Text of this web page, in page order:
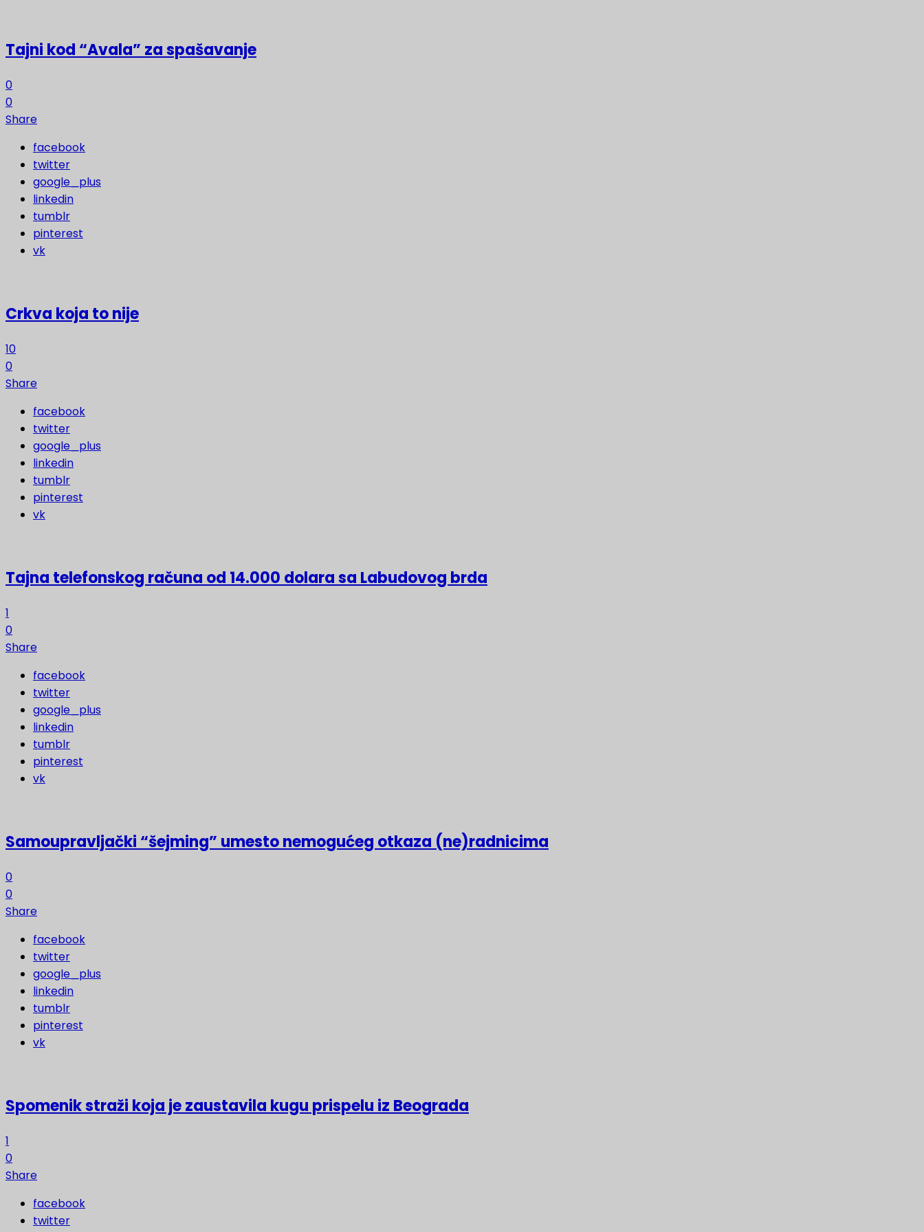
Tajni kod “Avala” za spašavanje
0
0
Share
facebook
twitter
google_plus
linkedin
tumblr
pinterest
vk
Crkva koja to nije
10
0
Share
facebook
twitter
google_plus
linkedin
tumblr
pinterest
vk
Tajna telefonskog računa od 14.000 dolara sa Labudovog brda
1
0
Share
facebook
twitter
google_plus
linkedin
tumblr
pinterest
vk
Samoupravljački “šejming” umesto nemogućeg otkaza (ne)radnicima
0
0
Share
facebook
twitter
google_plus
linkedin
tumblr
pinterest
vk
Spomenik straži koja je zaustavila kugu prispelu iz Beograda
1
0
Share
facebook
twitter